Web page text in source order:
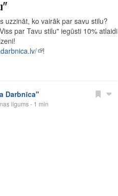
uzzināt, ko vairāk par savu stilu?
par Tavu stilu" iegūsti 10% atlaidi
!
Darbnīca"
ilgums - 1 min